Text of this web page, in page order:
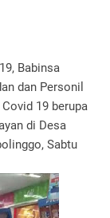
Babinsa
dan Personil
19 berupa
di Desa
Sabtu